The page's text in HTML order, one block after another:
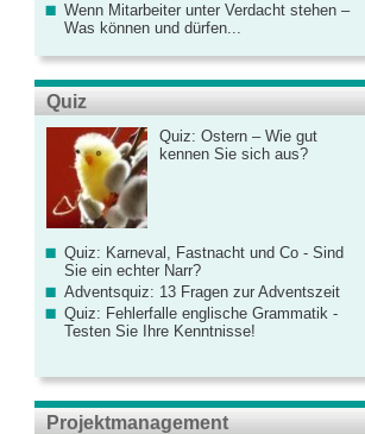
Wenn Mitarbeiter unter Verdacht stehen –
Was können und dürfen...
Quiz
Quiz: Ostern – Wie gut
kennen Sie sich aus?
Quiz: Karneval, Fastnacht und Co - Sind
Sie ein echter Narr?
Adventsquiz: 13 Fragen zur Adventszeit
Quiz: Fehlerfalle englische Grammatik -
Testen Sie Ihre Kenntnisse!
Projektmanagement